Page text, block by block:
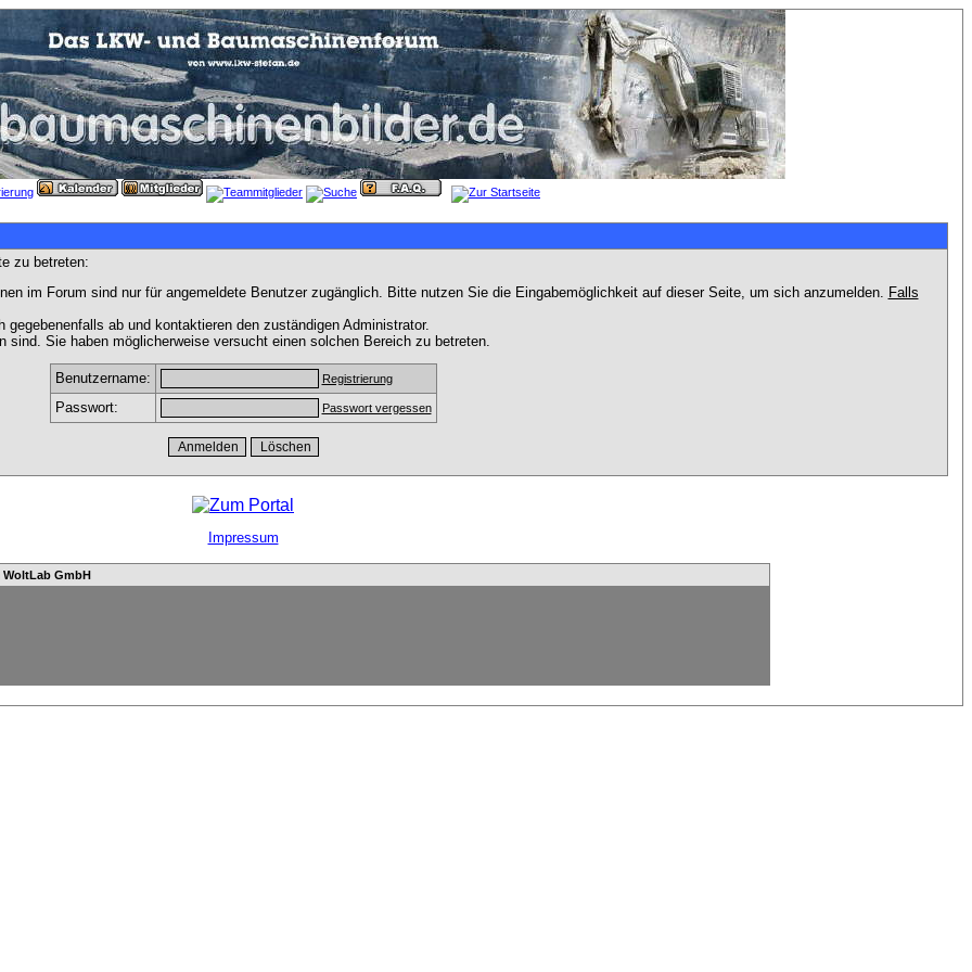
zu betreten:
im Forum sind nur für angemeldete Benutzer zugänglich. Bitte nutzen Sie die Eingabemöglichkeit auf dieser Seite, um sich anzumelden. Falls
ab und kontaktieren den zuständigen Administrator.
Sie haben möglicherweise versucht einen solchen Bereich zu betreten.
Benutzername: Registrierung
Passwort: Passwort vergessen
Impressum
WoltLab GmbH